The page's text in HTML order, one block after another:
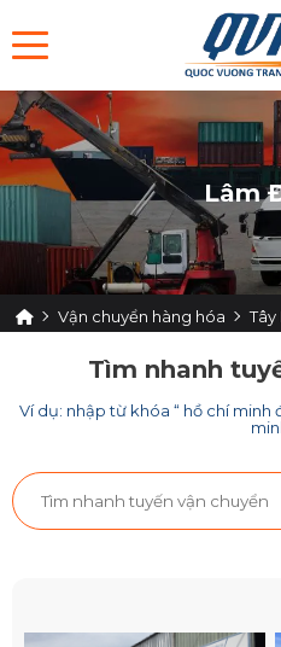
Lâm
Vận chuyển hàng hóa Tây
Tìm nhanh
Ví dụ: nhập từ khóa “ hồ chí minh